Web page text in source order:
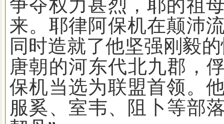
争夺权力甚烈，耶的祖
来。耶律阿保机在颠沛
同时造就了他坚强刚毅
唐朝的河东代北九郡，
保机当选为联盟首领。
服奚、室韦、阻卜等部